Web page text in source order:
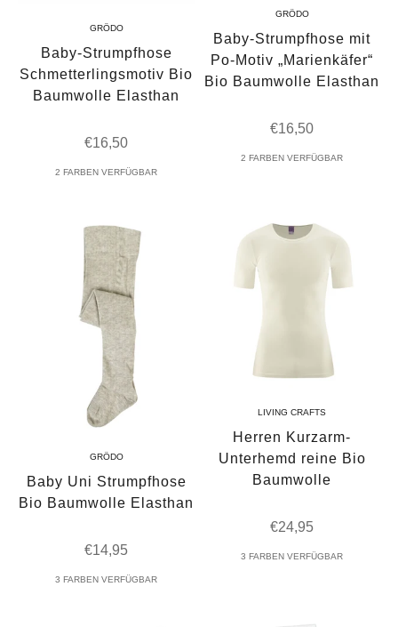
GRÖDO
Baby-Strumpfhose
Schmetterlingsmotiv Bio
Baumwolle Elasthan
Angebot
€16,50
2 FARBEN VERFÜGBAR
GRÖDO
Baby-Strumpfhose mit
Po-Motiv „Marienkäfer“
Bio Baumwolle Elasthan
Angebot
€16,50
2 FARBEN VERFÜGBAR
GRÖDO
Baby Uni Strumpfhose
Bio Baumwolle Elasthan
Angebot
€14,95
3 FARBEN VERFÜGBAR
LIVING CRAFTS
Herren Kurzarm-
Unterhemd reine Bio
Baumwolle
Angebot
€24,95
3 FARBEN VERFÜGBAR